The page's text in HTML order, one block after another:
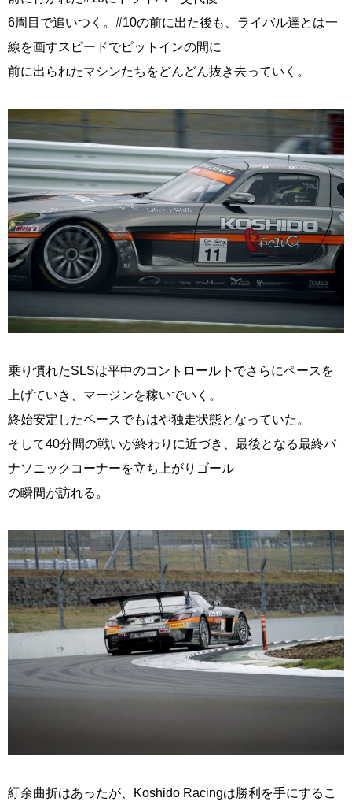
6周目で追いつく。#10の前に出た後も、ライバル達とは一
線を画すスピードでピットインの間に
前に出られたマシンたちをどんどん抜き去っていく。
乗り慣れたSLSは平中のコントロール下でさらにペースを
上げていき、マージンを稼いでいく。
終始安定したペースでもはや独走状態となっていた。
そして40分間の戦いが終わりに近づき、最後となる最終パ
ナソニックコーナーを立ち上がりゴール
の瞬間が訪れる。
紆余曲折はあったが、Koshido Racingは勝利を手にするこ